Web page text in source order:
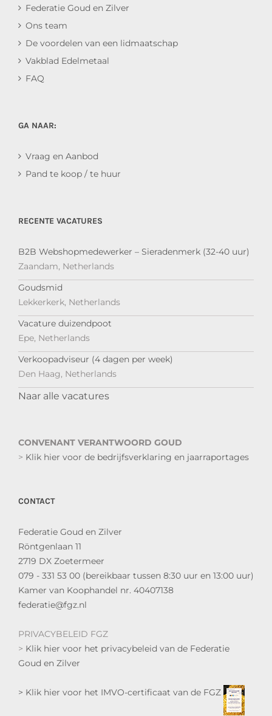
Federatie Goud en Zilver
Ons team
De voordelen van een lidmaatschap
Vakblad Edelmetaal
FAQ
GA NAAR:
Vraag en Aanbod
Pand te koop / te huur
RECENTE VACATURES
B2B Webshopmedewerker – Sieradenmerk (32-40 uur)
Zaandam, Netherlands
Goudsmid
Lekkerkerk, Netherlands
Vacature duizendpoot
Epe, Netherlands
Verkoopadviseur (4 dagen per week)
Den Haag, Netherlands
Naar alle vacatures
CONVENANT VERANTWOORD GOUD
> Klik hier voor de bedrijfsverklaring en jaarraportages
CONTACT
Federatie Goud en Zilver
Röntgenlaan 11
2719 DX Zoetermeer
079 - 331 53 00 (bereikbaar tussen 8:30 uur en 13:00 uur)
Kamer van Koophandel nr. 40407138
federatie@fgz.nl
PRIVACYBELEID FGZ
> Klik hier voor het privacybeleid van de Federatie
Goud en Zilver
> Klik hier voor het IMVO-certificaat van de FGZ